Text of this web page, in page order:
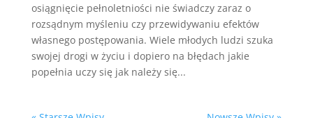
osiągnięcie pełnoletniości nie świadczy zaraz o
rozsądnym myśleniu czy przewidywaniu efektów
własnego postępowania. Wiele młodych ludzi szuka
swojej drogi w życiu i dopiero na błędach jakie
popełnia uczy się jak należy się...